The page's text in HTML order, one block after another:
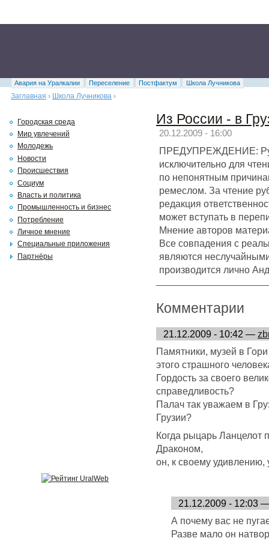
Авария на Уралкалии Переселение Постфактум
Школа Лучникова
Заглавная › Школа Лучникова ›
Из России - в
20.12.2009 - 16:00
ПРЕДУПРЕЖДЕНИЕ:
исключительно для
по непонятным
ремеслом. За чтение
редакция
может вступать в
Мнение авторов
Все совпадения с
являются
производится лично
Комментарии
21.12.2009 - 10:42 —
Памятники, музей в
этого страшного
Гордость за своего
справедливость?
Палач так уважаем в
Грузии?
Когда рыцарь Ланцелот
Драконом,
он, к своему
21.12.2009 - 12:03
А почему вас не
Разве мало он
Городская среда
Мир увлечений
Молодежь
Новости
Происшествия
Социум
Власть и политика
Промышленность и бизнес
Потребление
Личное мнение
Специальные приложения
Партнёры